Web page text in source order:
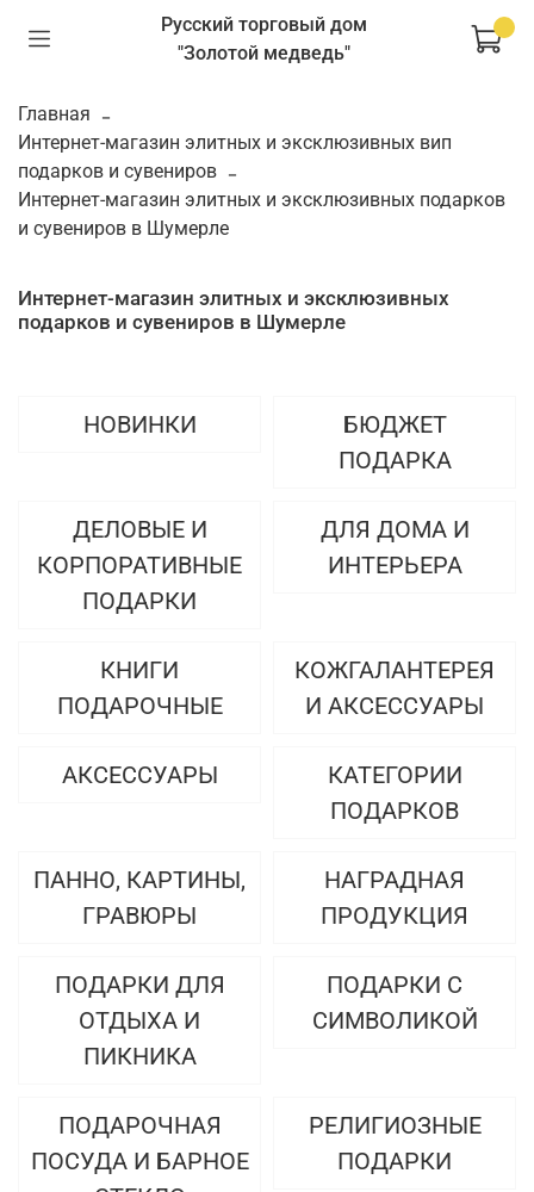
Русский торговый дом
"Золотой медведь"
Главная
Интернет-магазин элитных и эксклюзивных вип
подарков и сувениров
Интернет-магазин элитных и эксклюзивных подарков
и сувениров в Шумерле
Интернет-магазин элитных и эксклюзивных
подарков и сувениров в Шумерле
НОВИНКИ
БЮДЖЕТ
ПОДАРКА
ДЕЛОВЫЕ И
КОРПОРАТИВНЫЕ
ПОДАРКИ
ДЛЯ ДОМА И
ИНТЕРЬЕРА
КНИГИ
ПОДАРОЧНЫЕ
КОЖГАЛАНТЕРЕЯ
И АКСЕССУАРЫ
АКСЕССУАРЫ
КАТЕГОРИИ
ПОДАРКОВ
ПАННО, КАРТИНЫ,
ГРАВЮРЫ
НАГРАДНАЯ
ПРОДУКЦИЯ
ПОДАРКИ ДЛЯ
ОТДЫХА И
ПИКНИКА
ПОДАРКИ С
СИМВОЛИКОЙ
ПОДАРОЧНАЯ
ПОСУДА И БАРНОЕ
РЕЛИГИОЗНЫЕ
ПОДАРКИ